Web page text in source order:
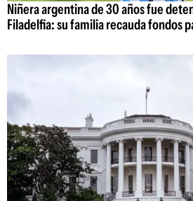
Niñera argentina de 30 años fue
Filadelfia: su familia recauda fondos